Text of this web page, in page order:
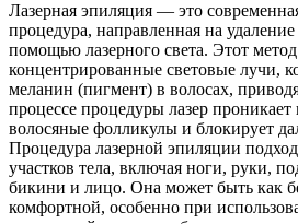
Лазерная эпиляция — это
процедура, направленная на
помощью лазерного света. Этот метод
концентрированные световые лучи,
меланин (пигмент) в волосах,
процессе процедуры лазер проникает
волосяные фолликулы и блокирует
Процедура лазерной эпиляции
участков тела, включая ноги, руки,
бикини и лицо. Она может быть как
комфортной, особенно при